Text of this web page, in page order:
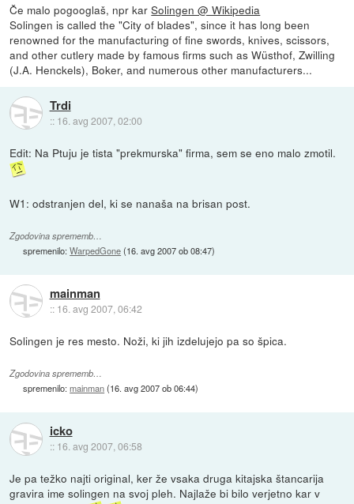
Če malo pogooglaš, npr karSolingen @ Wikipedia
Solingen is called the "City of blades", since it has long been
renowned for the manufacturing of fine swords, knives, scissors,
and other cutlery made by famous firms such as Wüsthof, Zwilling
(J.A. Henckels), Boker, and numerous other manufacturers...
Trdi
:: 16. avg 2007, 02:00
Edit: Na Ptuju je tista "prekmurska" firma, sem se eno malo zmotil.
W1: odstranjen del, ki se nanaša na brisan post.
Zgodovina sprememb…
spremenilo:WarpedGone(16. avg 2007 ob 08:47)
mainman
:: 16. avg 2007, 06:42
Solingen je res mesto. Noži, ki jih izdelujejo pa so špica.
Zgodovina sprememb…
spremenilo:mainman(16. avg 2007 ob 06:44)
icko
:: 16. avg 2007, 06:58
Je pa težko najti original, ker že vsaka druga kitajska štancarija
gravira ime solingen na svoj pleh. Najlaže bi bilo verjetno kar v